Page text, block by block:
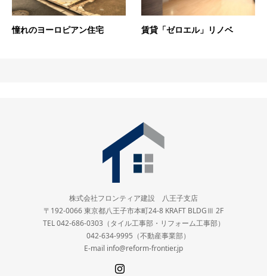
憧れのヨーロピアン住宅 賃貸「ゼロエル」リノベ
株式会社フロンティア建設 八王子支店
〒192-0066 東京都八王子市本町24-8 KRAFT BLDGⅢ 2F
TEL 042-686-0303（タイル工事部・リフォーム工事部）
042-634-9995（不動産事業部）
E-mail info@reform-frontier.jp